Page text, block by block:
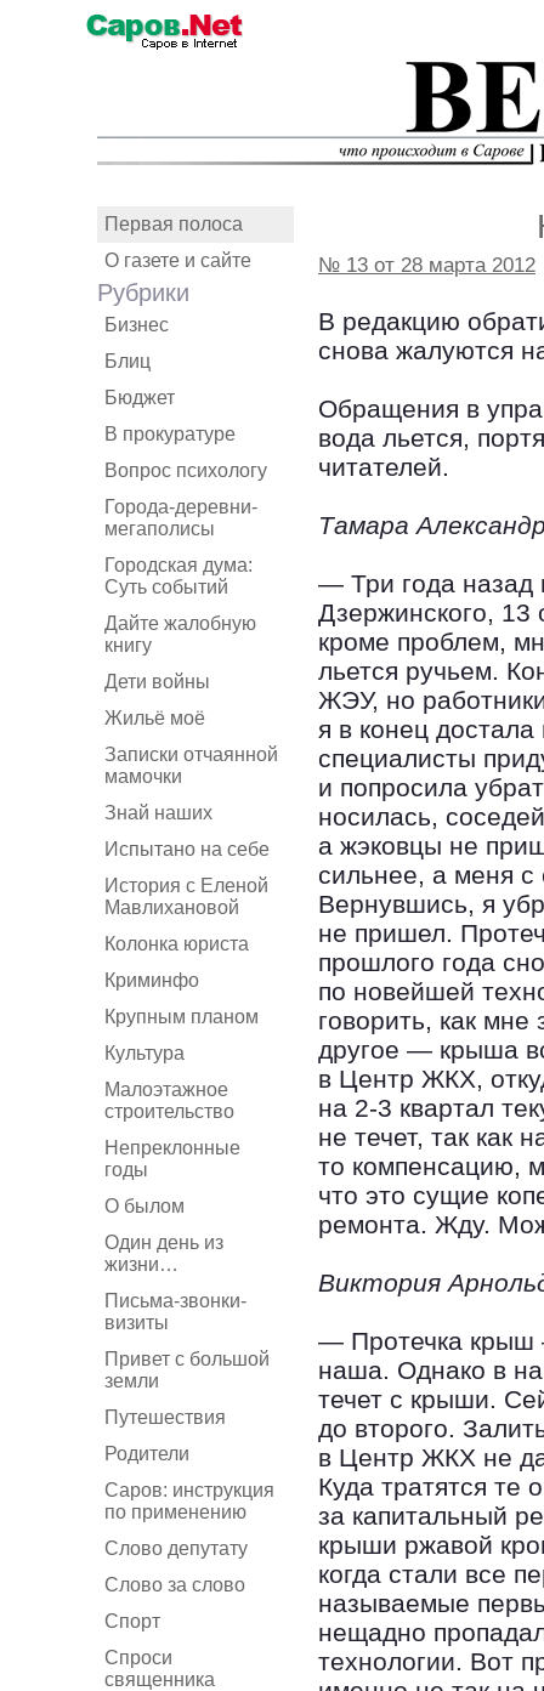
Первая полоса
О газете и сайте
Рубрики
Бизнес
Блиц
Бюджет
В прокуратуре
Вопрос психологу
Города-деревни-
мегаполисы
Городская дума:
Суть событий
Дайте жалобную
книгу
Дети войны
Жильё моё
Записки отчаянной
мамочки
Знай наших
Испытано на себе
История с Еленой
Мавлихановой
Колонка юриста
Криминфо
Крупным планом
Культура
Малоэтажное
строительство
Непреклонные
годы
О былом
Один день из
жизни…
Письма-звонки-
визиты
Привет с большой
земли
Путешествия
Родители
Саров: инструкция
по применению
Слово депутату
Слово за слово
Спорт
Спроси
священника
№ 13 от 28 марта 2012
В редакцию
снова жалуются
Обращения в
вода льется,
читателей.
Тамара
— Три года назад
Дзержинского, 13
кроме проблем,
льется ручьем.
ЖЭУ, но
я в конец
специалисты
и попросила
носилась,
а жэковцы не
сильнее, а меня с
Вернувшись, я
не пришел.
прошлого года
по новейшей
говорить, как
другое — крыша
в Центр ЖКХ,
на 2-3 квартал
не течет, так как
то компенсацию,
что это сущие
ремонта. Жду.
Виктория
— Протечка крыш
наша. Однако в
течет с крыши.
до второго.
в Центр ЖКХ не
Куда тратятся те
за капитальный
крыши ржавой
когда стали все
называемые
нещадно
технологии. Вот